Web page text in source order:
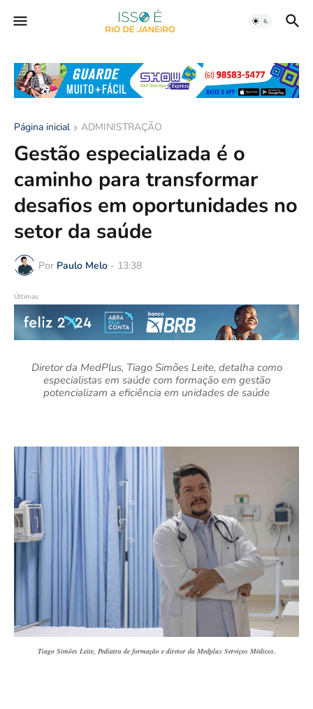
Página inicial ADMINISTRAÇÃO
Gestão especializada é o
caminho para transformar
desafios em oportunidades no
setor da saúde
Por Paulo Melo - 13:38
Últimas
Diretor da MedPlus, Tiago Simões Leite, detalha como
especialistas em saúde com formação em gestão
potencializam a eficiência em unidades de saúde
Tiago Simões Leite, Pediatra de formação e diretor da Medplus Serviços Médicos.